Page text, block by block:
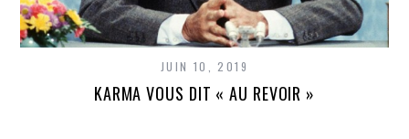
JUIN 10, 2019
KARMA VOUS DIT « AU REVOIR »